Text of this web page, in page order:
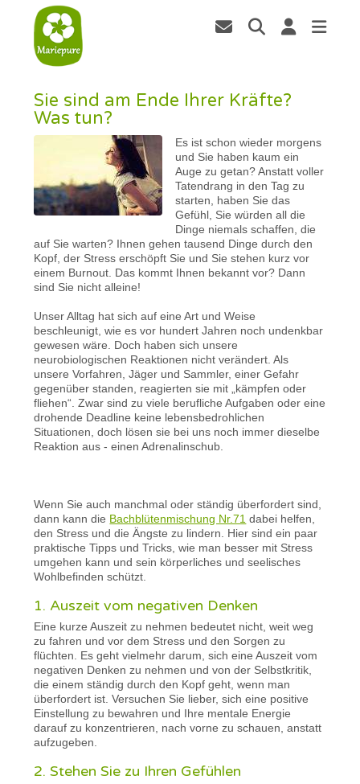
Sie sind am Ende Ihrer Kräfte?
Was tun?
Es ist schon wieder morgens
und Sie haben kaum ein
Auge zu getan? Anstatt voller
Tatendrang in den Tag zu
starten, haben Sie das
Gefühl, Sie würden all die
Dinge niemals schaffen, die
auf Sie warten? Ihnen gehen tausend Dinge durch den
Kopf, der Stress erschöpft Sie und Sie stehen kurz vor
einem Burnout. Das kommt Ihnen bekannt vor? Dann
sind Sie nicht alleine!
Unser Alltag hat sich auf eine Art und Weise
beschleunigt, wie es vor hundert Jahren noch undenkbar
gewesen wäre. Doch haben sich unsere
neurobiologischen Reaktionen nicht verändert. Als
unsere Vorfahren, Jäger und Sammler, einer Gefahr
gegenüber standen, reagierten sie mit „kämpfen oder
fliehen“. Zwar sind zu viele berufliche Aufgaben oder eine
drohende Deadline keine lebensbedrohlichen
Situationen, doch lösen sie bei uns noch immer dieselbe
Reaktion aus - einen Adrenalinschub.
Wenn Sie auch manchmal oder ständig überfordert sind,
dann kann die Bachblütenmischung Nr.71 dabei helfen,
den Stress und die Ängste zu lindern. Hier sind ein paar
praktische Tipps und Tricks, wie man besser mit Stress
umgehen kann und sein körperliches und seelisches
Wohlbefinden schützt.
1. Auszeit vom negativen Denken
Eine kurze Auszeit zu nehmen bedeutet nicht, weit weg
zu fahren und vor dem Stress und den Sorgen zu
flüchten. Es geht vielmehr darum, sich eine Auszeit vom
negativen Denken zu nehmen und von der Selbstkritik,
die einem ständig durch den Kopf geht, wenn man
überfordert ist. Versuchen Sie lieber, sich eine positive
Einstellung zu bewahren und Ihre mentale Energie
darauf zu konzentrieren, nach vorne zu schauen, anstatt
aufzugeben.
2. Stehen Sie zu Ihren Gefühlen